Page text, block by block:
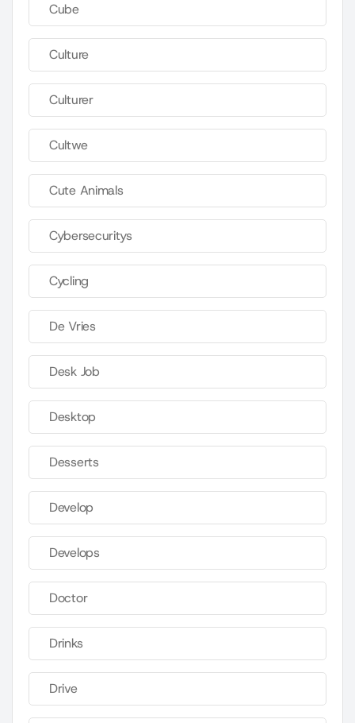
Cube
Culture
Culturer
Cultwe
Cute Animals
Cybersecuritys
Cycling
De Vries
Desk Job
Desktop
Desserts
Develop
Develops
Doctor
Drinks
Drive